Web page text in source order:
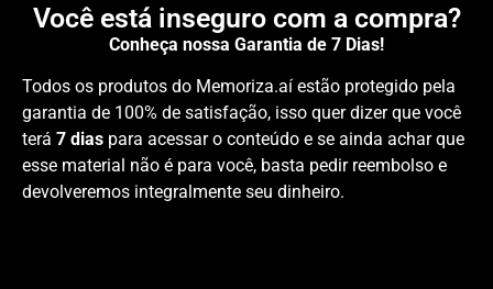
Você está inseguro com a compra?
Conheça nossa Garantia de 7 Dias!
Todos os produtos do Memoriza.aí estão protegido pela
garantia de 100% de satisfação, isso quer dizer que você
terá 7 dias para acessar o conteúdo e se ainda achar que
esse material não é para você, basta pedir reembolso e
devolveremos integralmente seu dinheiro.